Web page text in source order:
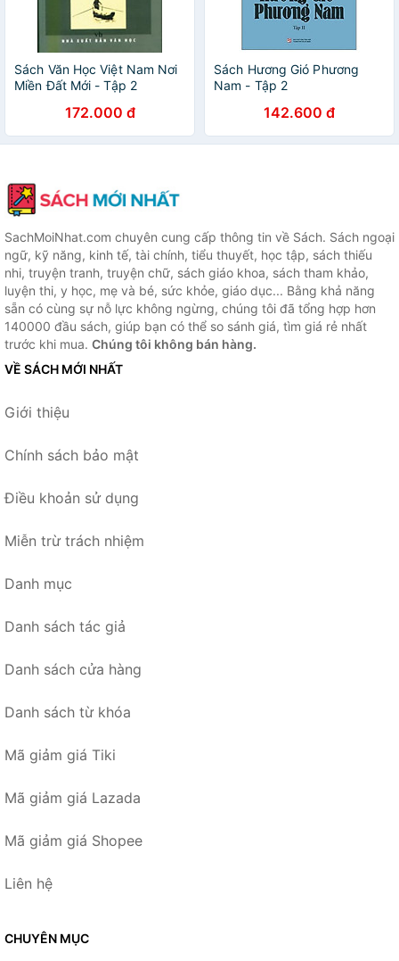
Sách Văn Học Việt Nam Nơi
Miền Đất Mới - Tập 2
172.000 đ
Sách Hương Gió Phương
Nam - Tập 2
142.600 đ
SachMoiNhat.com chuyên cung cấp thông tin về Sách. Sách ngoại
ngữ, kỹ năng, kinh tế, tài chính, tiểu thuyết, học tập, sách thiếu
nhi, truyện tranh, truyện chữ, sách giáo khoa, sách tham khảo,
luyện thi, y học, mẹ và bé, sức khỏe, giáo dục... Bằng khả năng
sẵn có cùng sự nỗ lực không ngừng, chúng tôi đã tổng hợp hơn
140000 đầu sách, giúp bạn có thể so sánh giá, tìm giá rẻ nhất
trước khi mua. Chúng tôi không bán hàng.
VỀ SÁCH MỚI NHẤT
Giới thiệu
Chính sách bảo mật
Điều khoản sử dụng
Miễn trừ trách nhiệm
Danh mục
Danh sách tác giả
Danh sách cửa hàng
Danh sách từ khóa
Mã giảm giá Tiki
Mã giảm giá Lazada
Mã giảm giá Shopee
Liên hệ
CHUYÊN MỤC